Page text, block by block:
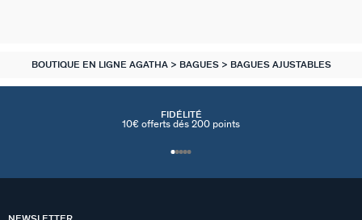
BOUTIQUE EN LIGNE AGATHA BAGUES BAGUES AJUSTABLES
FIDÉLITÉ
10€ offerts dés 200 points